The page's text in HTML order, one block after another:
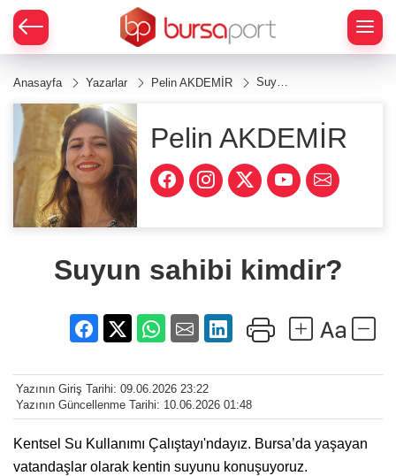
Anasayfa Yazarlar Pelin AKDEMİR
Suyun
Pelin AKDEMİR
Suyun sahibi kimdir?
Yazının Giriş Tarihi: 09.06.2026 23:22
Yazının Güncellenme Tarihi: 10.06.2026 01:48
Kentsel Su Kullanımı Çalıştayı'ndayız. Bursa’da yaşayan
vatandaşlar olarak kentin suyunu konuşuyoruz.